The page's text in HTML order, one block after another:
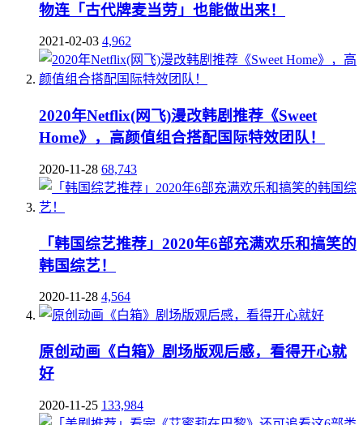
物连「古代牌麦当劳」也能做出来！
2021-02-03 4,962
2020年Netflix(网飞)漫改韩剧推荐《Sweet
Home》，高颜值组合搭配国际特效团队！
2020-11-28 68,743
「韩国综艺推荐」2020年6部充满欢乐和搞笑的
韩国综艺！
2020-11-28 4,564
原创动画《白箱》剧场版观后感，看得开心就
好
2020-11-25 133,984